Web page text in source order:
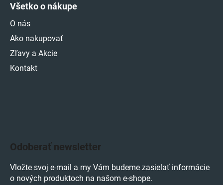
Všetko o nákupe
O nás
Ako nakupovať
Zľavy a Akcie
Kontakt
Odoberať newsletter
Vložte svoj e-mail a my Vám budeme zasielať informácie
o nových produktoch na našom e-shope.